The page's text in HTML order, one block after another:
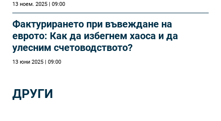
13 ноем. 2025 | 09:00
Фактурирането при въвеждане на
еврото: Как да избегнем хаоса и да
улесним счетоводството?
13 юни 2025 | 09:00
ДРУГИ